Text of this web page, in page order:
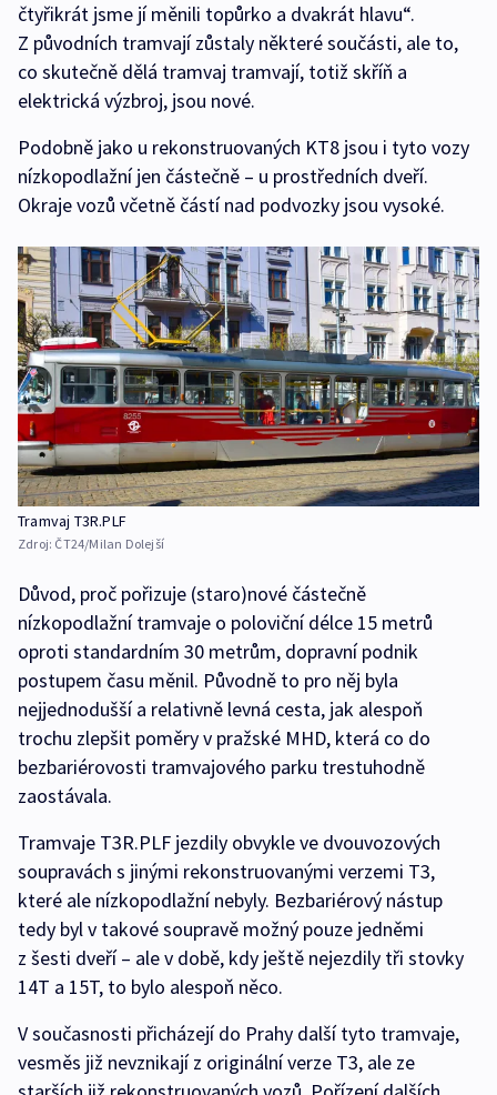
čtyřikrát jsme jí měnili topůrko a dvakrát hlavu“.
Z původních tramvají zůstaly některé součásti, ale to,
co skutečně dělá tramvaj tramvají, totiž skříň a
elektrická výzbroj, jsou nové.
Podobně jako u rekonstruovaných KT8 jsou i tyto vozy
nízkopodlažní jen částečně – u prostředních dveří.
Okraje vozů včetně částí nad podvozky jsou vysoké.
Tramvaj T3R.PLF
Zdroj: ČT24/Milan Dolejší
Důvod, proč pořizuje (staro)nové částečně
nízkopodlažní tramvaje o poloviční délce 15 metrů
oproti standardním 30 metrům, dopravní podnik
postupem času měnil. Původně to pro něj byla
nejjednodušší a relativně levná cesta, jak alespoň
trochu zlepšit poměry v pražské MHD, která co do
bezbariérovosti tramvajového parku trestuhodně
zaostávala.
Tramvaje T3R.PLF jezdily obvykle ve dvouvozových
soupravách s jinými rekonstruovanými verzemi T3,
které ale nízkopodlažní nebyly. Bezbariérový nástup
tedy byl v takové soupravě možný pouze jedněmi
z šesti dveří – ale v době, kdy ještě nejezdily tři stovky
14T a 15T, to bylo alespoň něco.
V současnosti přicházejí do Prahy další tyto tramvaje,
vesměs již nevznikají z originální verze T3, ale ze